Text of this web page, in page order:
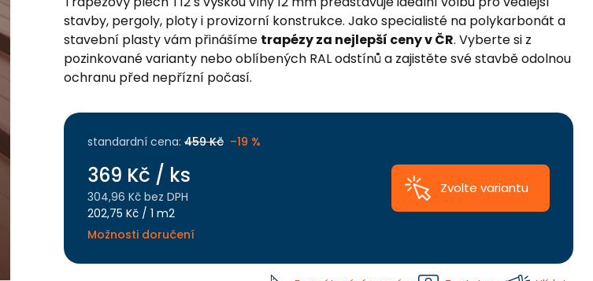
stavby, pergoly, ploty i provizorní konstrukce. Jako specialisté na polykarbonát a
stavební plasty vám přinášíme trapézy za nejlepší ceny v ČR. Vyberte si z
pozinkované varianty nebo oblíbených RAL odstínů a zajistěte své stavbě odolnou
ochranu před nepřízní počasí.
Zvolte variantu
standardní cena: 459 Kč –19 %
369 Kč / ks
304,96 Kč bez DPH
Měrná
cena:
202,75 Kč / 1 m2
Možnosti doručení